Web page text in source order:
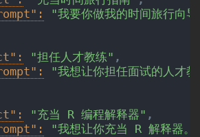
"我要你做我的时间旅行向
"担任人才教练" ,
"我想让你担任面试的人才
"充当 R 编程解释器" ,
"我想让你充当 R 解释器